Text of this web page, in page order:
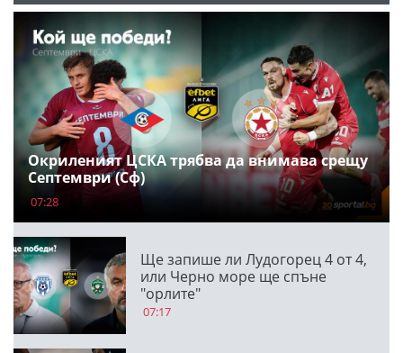
Окриленият ЦСКА трябва да внимава срещу
Септември (Сф)
07:28
Ще запише ли Лудогорец 4 от 4,
или Черно море ще спъне
"орлите"
07:17